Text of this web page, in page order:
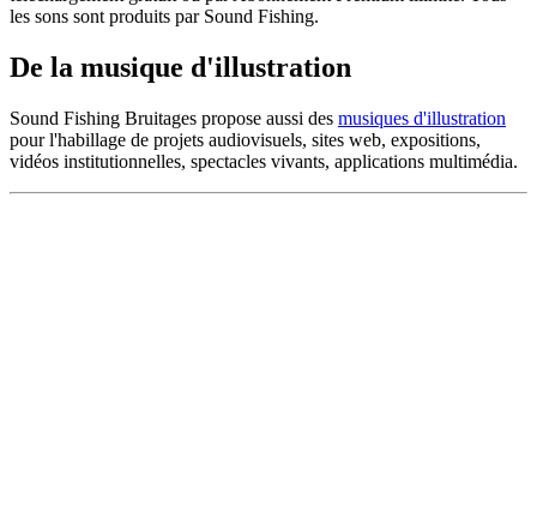
les sons sont produits par Sound Fishing.
De la musique d'illustration
Sound Fishing Bruitages propose aussi des musiques d'illustration
pour l'habillage de projets audiovisuels, sites web, expositions,
vidéos institutionnelles, spectacles vivants, applications multimédia.